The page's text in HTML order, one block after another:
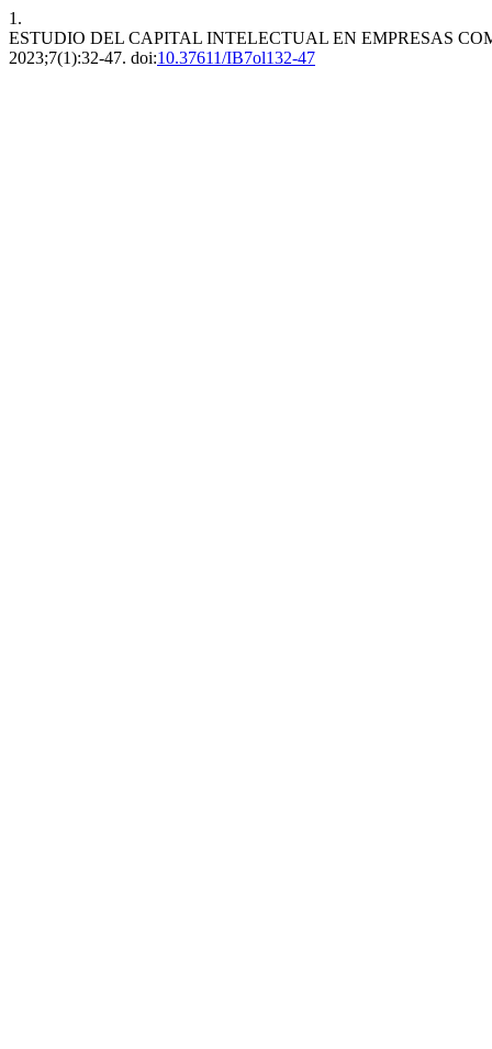
1.
ESTUDIO DEL CAPITAL INTELECTUAL EN EMPRESAS
2023;7(1):32-47. doi:10.37611/IB7ol132-47